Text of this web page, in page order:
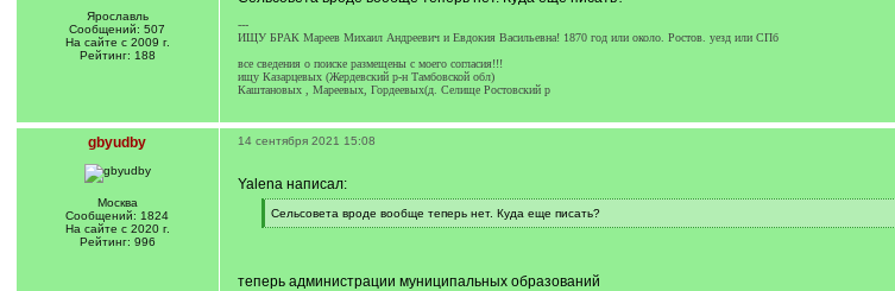
Ярославль
Сообщений: 507
На сайте с 2009 г.
Рейтинг: 188
---
ИЩУ БРАК Мареев Михаил Андреевич и Евдокия Васильевна! 1870 год или около. Ростов. уезд или СПб
все сведения о поиске размещены с моего согласия!!!
ищу Казарцевых (Жердевский р-н Тамбовской обл)
Каштановых , Мареевых, Гордеевых(д. Селище Ростовский р
gbyudby
Москва
Сообщений: 1824
На сайте с 2020 г.
Рейтинг: 996
14 сентября 2021 15:08
Yalena написал:
[
q
Сельсовета вроде вообще теперь нет. Куда еще писать?
[
теперь администрации муниципальных образований